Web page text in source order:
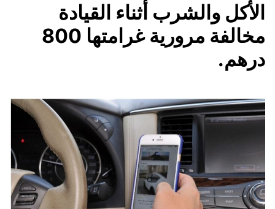
الأكل والشرب أثناء القيادة
مخالفة مرورية غرامتها 800
درهم.